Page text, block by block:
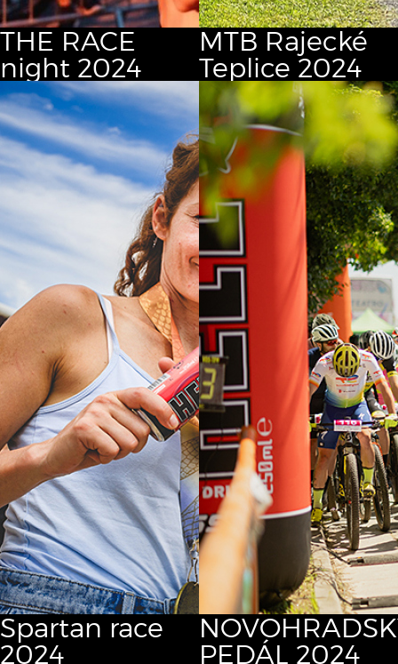
THE RACE
night 2024
MTB Rajecké
Teplice 2024
Spartan race
2024
PEDÁL 2024